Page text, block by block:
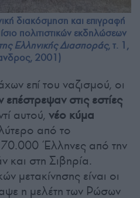
διακόσμηση και επιγραφή
πολιτιστικών εκδηλώσεων
Ελληνικής Διασποράς, τ. 1,
2001)
επί του ναζισμού, οι
επέστρεψαν στις εστίες
αυτού, νέο κύμα
από το
Έλληνες από την
και στη Σιβηρία.
μετακίνησης είναι οι
η μελέτη των Ρώσων